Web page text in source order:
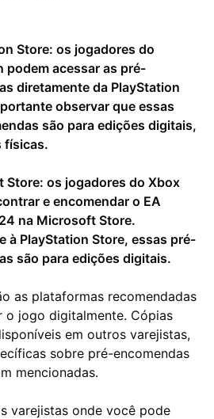
Store: os jogadores do
podem acessar as pré-
diretamente da PlayStation
observar que essas
são para edições digitais,
físicas.
Store: os jogadores do Xbox
e encomendar o EA
na Microsoft Store.
à PlayStation Store, essas pré-
são para edições digitais.
as plataformas recomendadas
o jogo digitalmente. Cópias
em outros varejistas,
sobre pré-encomendas
mencionadas.
varejistas onde você pode